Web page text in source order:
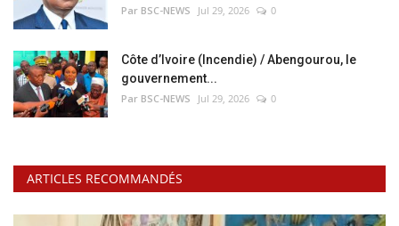
Par BSC-NEWS Jul 29, 2026 0
Côte d’Ivoire (Incendie) / Abengourou, le
gouvernement...
Par BSC-NEWS Jul 29, 2026 0
ARTICLES RECOMMANDÉS